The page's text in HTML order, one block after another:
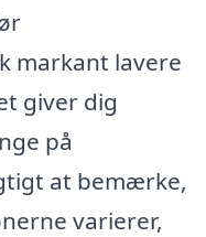
markant lavere
giver dig
på
at bemærke,
varierer,